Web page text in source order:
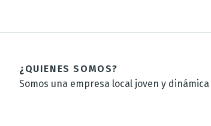
¿QUIENES SOMOS?
Somos una empresa local joven y